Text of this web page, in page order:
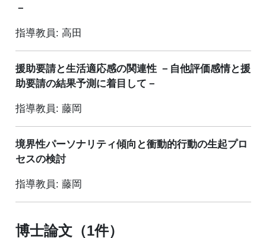
－
指導教員: 高田
援助要請と生活適応感の関連性 －自他評価感情と援
助要請の結果予測に着目して－
指導教員: 藤岡
境界性パーソナリティ傾向と衝動的行動の生起プロ
セスの検討
指導教員: 藤岡
博士論文（1件）